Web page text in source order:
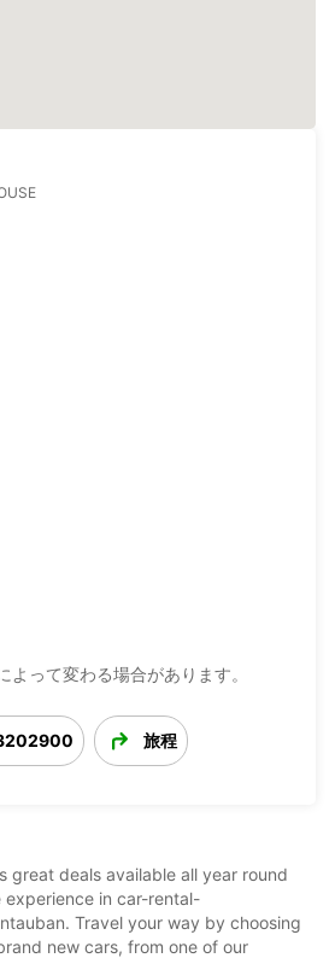
よって変わる場合があります。
旅程
great deals available all year round
experience in car-rental-
Travel your way by choosing
new cars, from one of our